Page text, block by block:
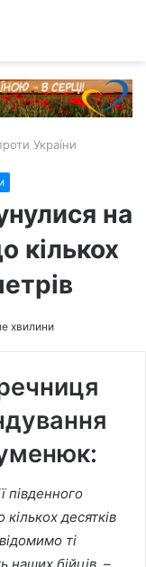
України
на
кількох
хвилини
південного
десятків
ті